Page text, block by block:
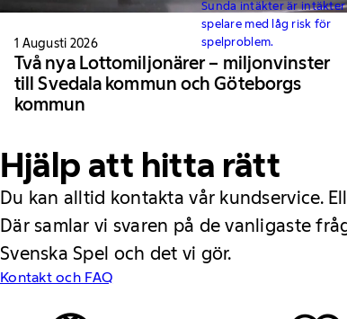
Sunda intäkter är
spelare med låg risk för
spelproblem.
1 Augusti 2026
Två nya Lottomiljonärer – miljonvinster
till Svedala kommun och Göteborgs
kommun
Hjälp att hitta rätt
Du kan alltid kontakta vår kundservice.
Där samlar vi svaren på de vanligaste
Svenska Spel och det vi gör.
Kontakt och FAQ